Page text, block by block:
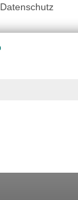
Datenschutz